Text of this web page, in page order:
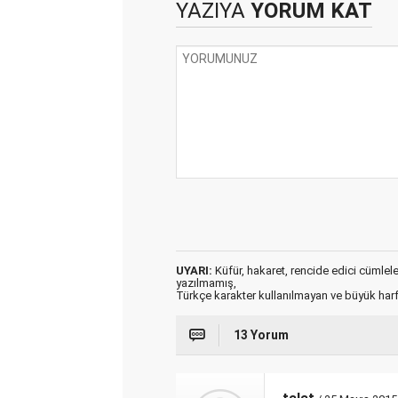
YAZIYA YORUM KAT
UYARI: Küfür, hakaret, rencide edici
yazılmamış,
Türkçe karakter kullanılmayan ve büyük
13 Yorum